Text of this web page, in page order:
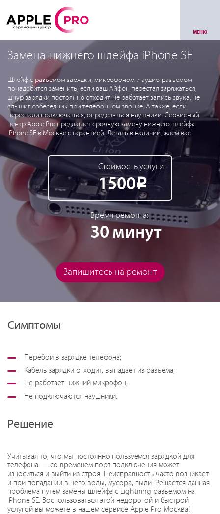
МЕНЮ
Замена нижнего шлейфа iPhone SE
Шлейф с разъемом зарядки, микрофоном и аудио-разъемом
понадобится заменить, если ваш Айфон перестал заряжаться,
шнур зарядки постоянно отходит, не работает запись звука, не
слышит собеседник при телефонном звонке. А также, если
перестали подключаться, определяться наушники. Сервисный
центр Apple Pro предлагает срочную замену нижнего шлейфа
iPhone SE в Москве с гарантией. Деталь в наличии, ждем вас!
Стоимость услуги:
1500Р
Время ремонта:
30 минут
Запишитесь на ремонт
Симптомы
Перебои в зарядке телефона;
Кабель зарядки отходит, выпадает из разъема;
Не работает нижний микрофон;
Не подключаются наушники.
Решение
Учитывая то, что мы постоянно пользуемся зарядкой для
телефона — со временем порт подключения может
износиться и выйти из строя. Неисправность часто возникает
и при попадании в него воды, мусора, пыли. Решается данная
проблема путем замены шлейфа с Lightning разъемом на
iPhone SE. Воспользоваться этой недорогой и быстрой
услугой вы можете в нашем сервисе Apple Pro Москва!